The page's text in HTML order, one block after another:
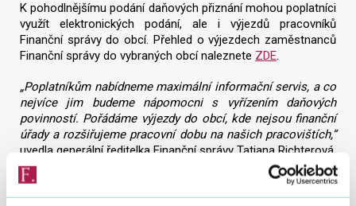
K pohodlnějšímu podání daňových přiznání mohou poplatníci
využít elektronických podání, ale i výjezdů pracovníků
Finanční správy do obcí. Přehled o výjezdech zaměstnanců
Finanční správy do vybraných obcí naleznete ZDE.
„Poplatníkům nabídneme maximální informační servis, a co
nejvíce jim budeme nápomocni s vyřízením daňových
povinností. Pořádáme výjezdy do obcí, kde nejsou finanční
úřady a rozšiřujeme pracovní dobu na našich pracovištích,“
uvedla generální ředitelka Finanční správy Tatjana Richterová.
V posledních dnech před koncem lhůty pro podání budou
rozšířeny úřední hodiny finančních úřadů a jejich územních
pracovišť následovně: